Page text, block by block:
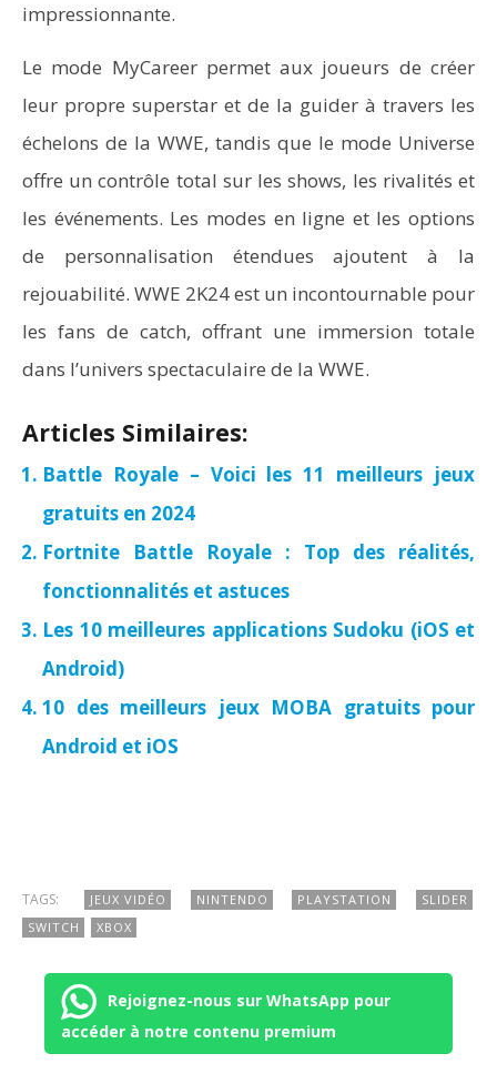
impressionnante.
Le mode MyCareer permet aux joueurs de créer
leur propre superstar et de la guider à travers les
échelons de la WWE, tandis que le mode Universe
offre un contrôle total sur les shows, les rivalités et
les événements. Les modes en ligne et les options
de personnalisation étendues ajoutent à la
rejouabilité. WWE 2K24 est un incontournable pour
les fans de catch, offrant une immersion totale
dans l’univers spectaculaire de la WWE.
Articles Similaires:
Battle Royale – Voici les 11 meilleurs jeux
gratuits en 2024
Fortnite Battle Royale : Top des réalités,
fonctionnalités et astuces
Les 10 meilleures applications Sudoku (iOS et
Android)
10 des meilleurs jeux MOBA gratuits pour
Android et iOS
TAGS: JEUX VIDÉO NINTENDO PLAYSTATION
SLIDER
SWITCH
XBOX
Rejoignez-nous sur WhatsApp pour
accéder à notre contenu premium